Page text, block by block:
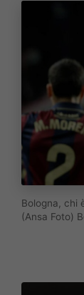
Bologna, chi
(Ansa Foto)